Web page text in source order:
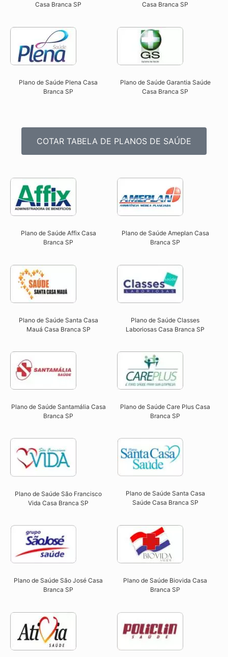
Casa Branca SP​
Casa Branca SP​
Plano de Saúde Plena Casa
Branca SP​
Plano de Saúde Garantia Saúde
Casa Branca SP​
COTAR TABELA DE PLANOS DE SAÚDE
Plano de Saúde Affix Casa
Branca SP​
Plano de Saúde Ameplan Casa
Branca SP​
Plano de Saúde Santa Casa
Mauá Casa Branca SP​
Plano de Saúde Classes
Laboriosas Casa Branca SP​
Plano de Saúde Santamália Casa
Branca SP​
Plano de Saúde Care Plus Casa
Branca SP​
Plano de Saúde São Francisco
Vida Casa Branca SP​
Plano de Saúde Santa Casa
Saúde Casa Branca SP​
Plano de Saúde São José Casa
Branca SP​
Plano de Saúde Biovida Casa
Branca SP​